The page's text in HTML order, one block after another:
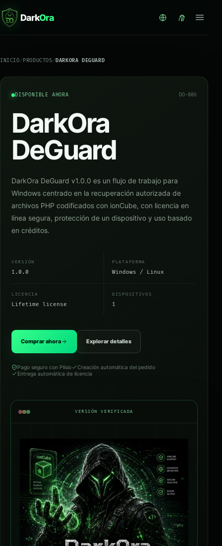
DarkOra
INICIO/PRODUCTOS/DARKORA DEGUARD
DISPONIBLE AHORA DO-006
DarkOra
DeGuard
DarkOra DeGuard v1.0.0 es un flujo de trabajo para
Windows centrado en la recuperación autorizada de
archivos PHP codificados con ionCube, con licencia en
línea segura, protección de un dispositivo y uso basado
en créditos.
VERSIÓN
1.0.0
PLATAFORMA
Windows / Linux
LICENCIA
Lifetime license
DISPOSITIVOS
1
Comprar ahora Explorar detalles
Pago seguro con Plisio
Creación automática del pedido
Entrega automática de licencia
VERSIÓN VERIFICADA